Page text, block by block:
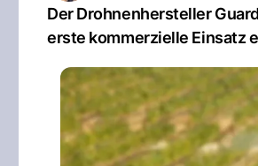
Der Drohnenhersteller
erste kommerzielle Einsatz